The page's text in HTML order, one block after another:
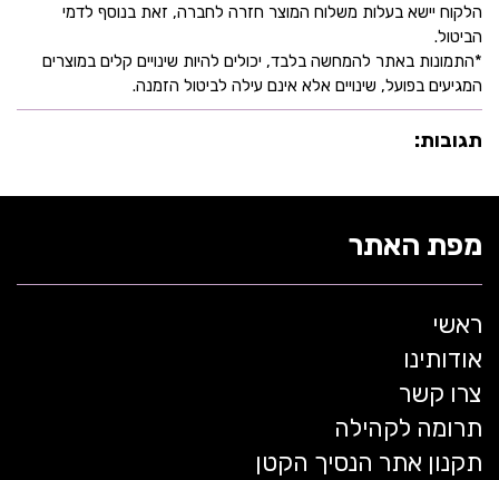
הלקוח יישא בעלות משלוח המוצר חזרה לחברה, זאת בנוסף לדמי
הביטול.
*התמונות באתר להמחשה בלבד, יכולים להיות שינויים קלים במוצרים
המגיעים בפועל, שינויים אלא אינם עילה לביטול הזמנה.
תגובות:
מפת האתר
ראשי
אודותינו
צרו קשר
תרומה לקהילה
תקנון אתר הנסיך הקטן